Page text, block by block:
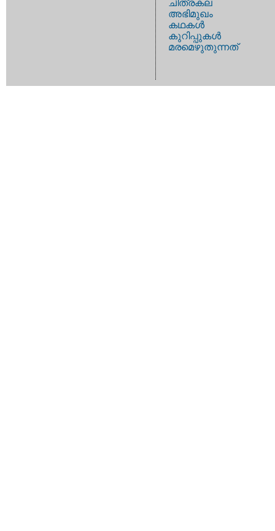
ചിത്രകല
അഭിമുഖം
കഥകള്‍
കുറിപ്പുകള്‍
മരമെഴുതുന്നത്